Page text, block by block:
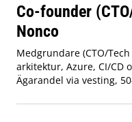
Co-founder
Nonco
Medgrundare (CTO/
arkitektur, Azure, CI/CD
Ägarandel via vesting,